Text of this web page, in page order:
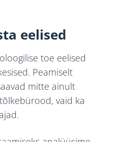
eelised
toe eelised
Peamiselt
mitte ainult
vaid ka